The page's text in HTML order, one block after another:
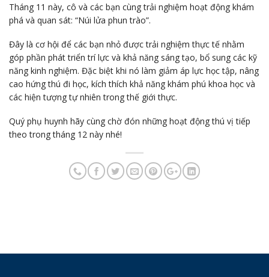
Tháng 11 này, cô và các bạn cùng trải nghiệm hoạt động khám
phá và quan sát: “Núi lửa phun trào”.
Đây là cơ hội để các bạn nhỏ được trải nghiệm thực tế nhằm
góp phần phát triển trí lực và khả năng sáng tạo, bổ sung các kỹ
năng kinh nghiệm. Đặc biệt khi nó làm giảm áp lực học tập, nâng
cao hứng thú đi học, kích thích khả năng khám phú khoa học và
các hiện tượng tự nhiên trong thế giới thực.
Quý phụ huynh hãy cùng chờ đón những hoạt động thú vị tiếp
theo trong tháng 12 này nhé!